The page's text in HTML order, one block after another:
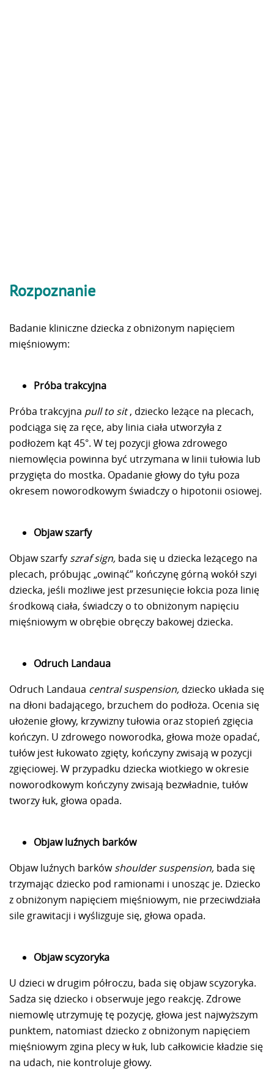
Rozpoznanie
Badanie kliniczne dziecka z obniżonym napięciem
mięśniowym:
Próba trakcyjna
Próba trakcyjna pull to sit, dziecko leżące na plecach,
podciąga się za ręce, aby linia ciała utworzyła z
podłożem kąt 45°. W tej pozycji głowa zdrowego
niemowlęcia powinna być utrzymana w linii tułowia lub
przygięta do mostka. Opadanie głowy do tyłu poza
okresem noworodkowym świadczy o hipotonii osiowej.
Objaw szarfy
Objaw szarfy szraf sign, bada się u dziecka leżącego na
plecach, próbując „owinąć” kończynę górną wokół szyi
dziecka, jeśli możliwe jest przesunięcie łokcia poza linię
środkową ciała, świadczy o to obniżonym napięciu
mięśniowym w obrębie obręczy bakowej dziecka.
Odruch Landaua
Odruch Landaua central suspension, dziecko układa się
na dłoni badającego, brzuchem do podłoża. Ocenia się
ułożenie głowy, krzywizny tułowia oraz stopień zgięcia
kończyn. U zdrowego noworodka, głowa może opadać,
tułów jest łukowato zgięty, kończyny zwisają w pozycji
zgięciowej. W przypadku dziecka wiotkiego w okresie
noworodkowym kończyny zwisają bezwładnie, tułów
tworzy łuk, głowa opada.
Objaw luźnych barków
Objaw luźnych barkówshoulder suspension, bada się
trzymając dziecko pod ramionami i unosząc je. Dziecko
z obniżonym napięciem mięśniowym, nie przeciwdziała
sile grawitacji i wyślizguje się, głowa opada.
Objaw scyzoryka
U dzieci w drugim półroczu, bada się objaw scyzoryka.
Sadza się dziecko i obserwuje jego reakcję. Zdrowe
niemowlę utrzymuję tę pozycję, głowa jest najwyższym
punktem, natomiast dziecko z obniżonym napięciem
mięśniowym zgina plecy w łuk, lub całkowicie kładzie się
na udach, nie kontroluje głowy.